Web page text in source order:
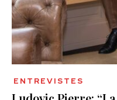
ENTREVISTES